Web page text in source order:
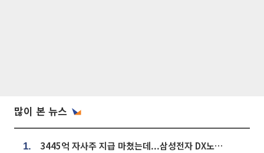
많이 본 뉴스
1. 3445억 자사주 지급 마쳤는데...삼성전자 DX노조, 뒤늦은 '떼쓰기 집회'